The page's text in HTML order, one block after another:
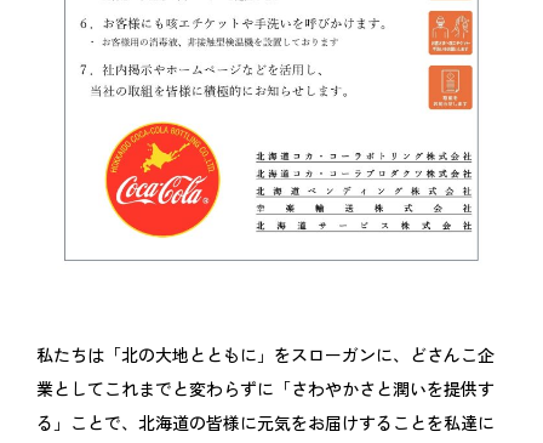
私たちは「北の大地とともに」をスローガンに、どさんこ企
業としてこれまでと変わらずに「さわやかさと潤いを提供す
る」ことで、北海道の皆様に元気をお届けすることを私達に